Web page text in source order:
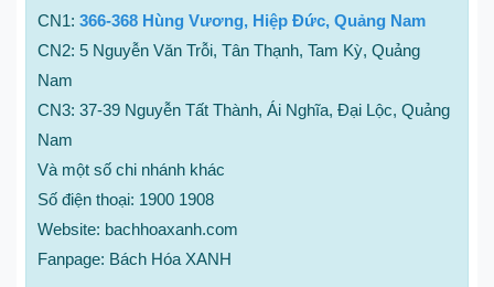
CN1: 366-368 Hùng Vương, Hiệp Đức, Quảng Nam
CN2: 5 Nguyễn Văn Trỗi, Tân Thạnh, Tam Kỳ, Quảng
Nam
CN3: 37-39 Nguyễn Tất Thành, Ái Nghĩa, Đại Lộc, Quảng
Nam
Và một số chi nhánh khác
Số điện thoại: 1900 1908
Website: bachhoaxanh.com
Fanpage: Bách Hóa XANH